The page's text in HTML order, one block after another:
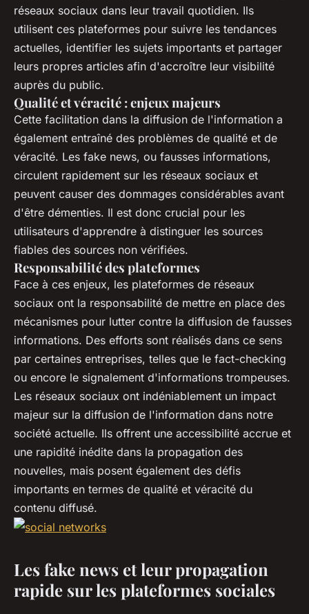
réseaux sociaux dans leur travail quotidien. Ils
utilisent ces plateformes pour suivre les tendances
actuelles, identifier les sujets importants et partager
leurs propres articles afin d'accroître leur visibilité
auprès du public.
Qualité et véracité : enjeux majeurs
Cette facilitation dans la diffusion de l'information a
également entraîné des problèmes de qualité et de
véracité. Les fake news, ou fausses informations,
circulent rapidement sur les réseaux sociaux et
peuvent causer des dommages considérables avant
d'être démenties. Il est donc crucial pour les
utilisateurs d'apprendre à distinguer les sources
fiables des sources non vérifiées.
Responsabilité des plateformes
Face à ces enjeux, les plateformes de réseaux
sociaux ont la responsabilité de mettre en place des
mécanismes pour lutter contre la diffusion de fausses
informations. Des efforts sont réalisés dans ce sens
par certaines entreprises, telles que le fact-checking
ou encore le signalement d'informations trompeuses.
Les réseaux sociaux ont indéniablement un impact
majeur sur la diffusion de l'information dans notre
société actuelle. Ils offrent une accessibilité accrue et
une rapidité inédite dans la propagation des
nouvelles, mais posent également des défis
importants en termes de qualité et véracité du
contenu diffusé.
Les fake news et leur propagation
rapide sur les plateformes sociales